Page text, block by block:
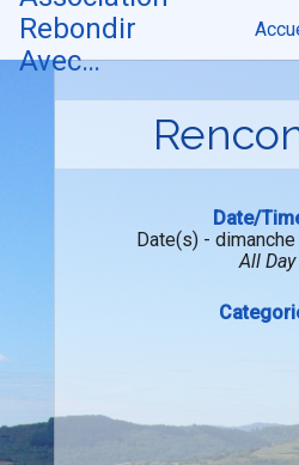
Skip
content
Rebondir
Avec…
Date/
Date(s) -
All Day